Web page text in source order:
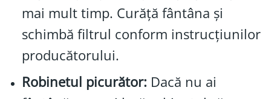
mai mult timp. Curăță fântâna și
schimbă filtrul conform instrucțiunilor
producătorului.
Robinetul picurător: Dacă nu ai